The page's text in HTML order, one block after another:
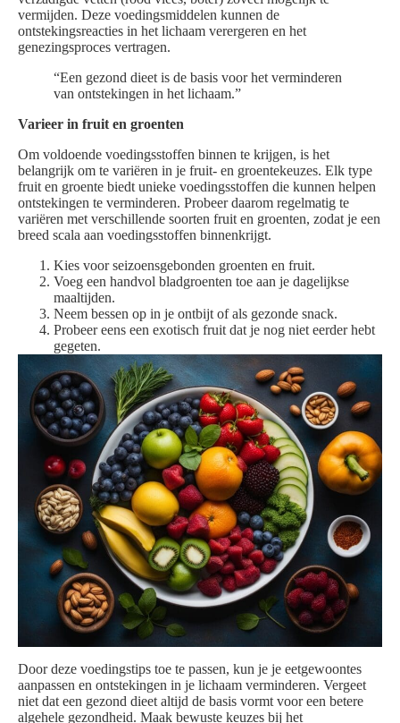
vermijden. Deze voedingsmiddelen kunnen de
ontstekingsreacties in het lichaam verergeren en het
genezingsproces vertragen.
“Een gezond dieet is de basis voor het verminderen
van ontstekingen in het lichaam.”
Varieer in fruit en groenten
Om voldoende voedingsstoffen binnen te krijgen, is het
belangrijk om te variëren in je fruit- en groentekeuzes. Elk type
fruit en groente biedt unieke voedingsstoffen die kunnen helpen
ontstekingen te verminderen. Probeer daarom regelmatig te
variëren met verschillende soorten fruit en groenten, zodat je een
breed scala aan voedingsstoffen binnenkrijgt.
Kies voor seizoensgebonden groenten en fruit.
Voeg een handvol bladgroenten toe aan je dagelijkse
maaltijden.
Neem bessen op in je ontbijt of als gezonde snack.
Probeer eens een exotisch fruit dat je nog niet eerder hebt
gegeten.
Door deze voedingstips toe te passen, kun je je eetgewoontes
aanpassen en ontstekingen in je lichaam verminderen. Vergeet
niet dat een gezond dieet altijd de basis vormt voor een betere
algehele gezondheid. Maak bewuste keuzes bij het